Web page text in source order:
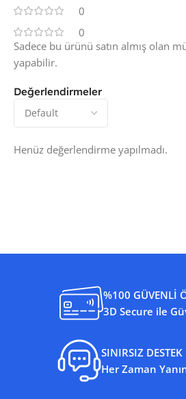
0
0
Değerlendirmeler
Henüz değerlendirme yapılmadı.
Sadece bu ürünü satın almış olan
yapabilir.
%100 GÜVENLİ
3D Secure ile
SINIRSIZ DESTEK
Her Zaman